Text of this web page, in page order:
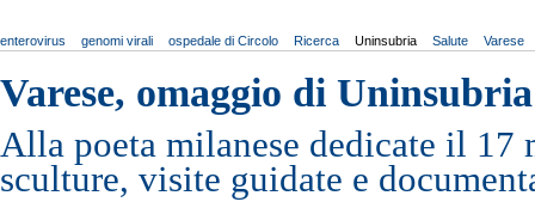
enterovirus genomi virali ospedale di Circolo Ricerca Uninsubria Salute Varese
Varese, omaggio di
Alla poeta milanese dedicate il 17
sculture, visite guidate e